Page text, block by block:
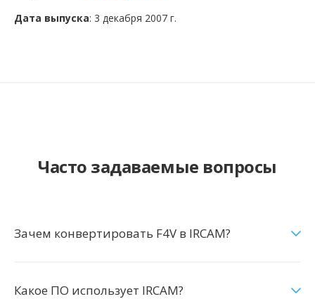
Дата выпуска: 3 декабря 2007 г.
Часто задаваемые вопросы
Зачем конвертировать F4V в IRCAM?
Какое ПО использует IRCAM?